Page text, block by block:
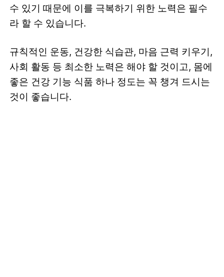
수 있기 때문에 이를 극복하기 위한 노력은 필수
라 할 수 있습니다.
규칙적인 운동, 건강한 식습관, 마음 근력 키우기,
사회 활동 등 최소한 노력은 해야 할 것이고, 몸에
좋은 건강 기능 식품 하나 정도는 꼭 챙겨 드시는
것이 좋습니다.